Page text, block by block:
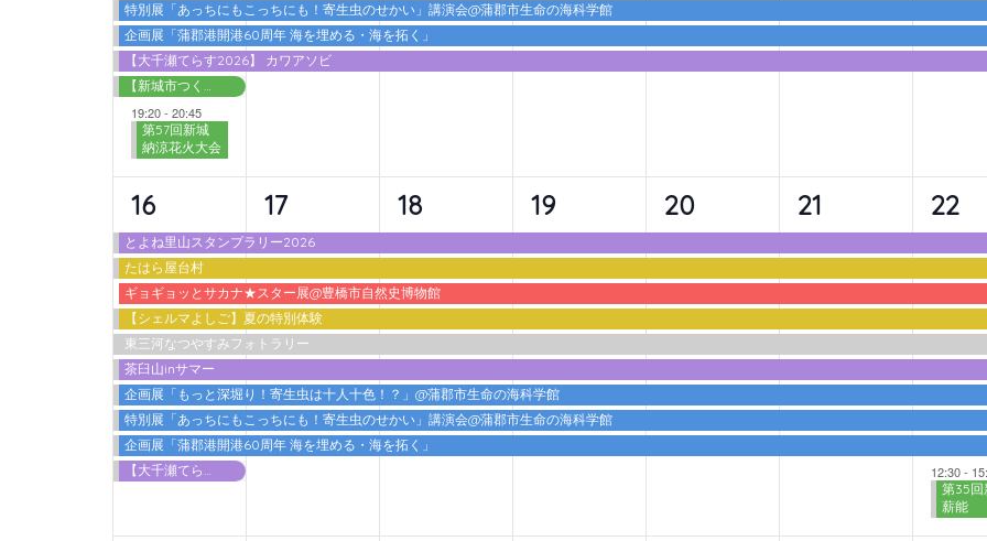
特別展「あっちにもこっちにも！寄生虫のせかい」講演会@蒲郡市生命の海科学館
企画展「蒲郡港開港60周年 海を埋める・海を拓く」
【大千瀬てらす2026】 カワアソビ
【新城市つくで交流館】わくわく広場 2026夏
19:20- 20:45
第57回新城
納涼花火大会
10
イ
ベ
ン
ト,
16
とよね里山スタンプラリー2026
たはら屋台村
ギョギョッとサカナ★スター展@豊橋市自然史博物館
【シェルマよしご】夏の特別体験
東三河なつやすみフォトラリー
茶臼山inサマー
企画展「もっと深堀り！寄生虫は十人十色！？」@蒲郡市生命の海科学館
特別展「あっちにもこっちにも！寄生虫のせかい」講演会@蒲郡市生命の海科学館
企画展「蒲郡港開港60周年 海を埋める・海を拓く」
【大千瀬てらす2026】 カワアソビ
9
イ
ベ
ン
ト,
17
9
イ
ベ
ン
ト,
18
9
イ
ベ
ン
ト,
19
9
イ
ベ
ン
ト,
20
9
イ
ベ
ン
ト,
21
10
イ
ベ
ン
ト,
22
12:30-
第35回
薪能